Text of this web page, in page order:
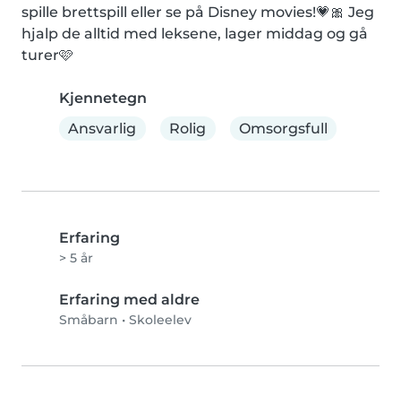
spille brettspill eller se på Disney movies!💗🎀 Jeg
hjalp de alltid med leksene, lager middag og gå
turer🩷
Kjennetegn
Ansvarlig
Rolig Omsorgsfull
Erfaring
> 5 år
Erfaring med aldre
Småbarn • Skoleelev